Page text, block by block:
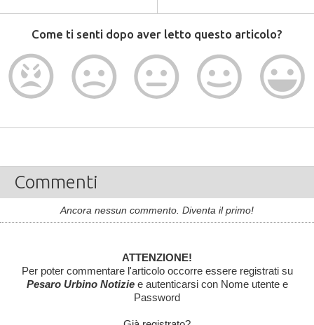
Come ti senti dopo aver letto questo articolo?
Commenti
Ancora nessun commento. Diventa il primo!
ATTENZIONE!
Per poter commentare l'articolo occorre essere registrati su
Pesaro Urbino Notiziee autenticarsi con Nome utente e
Password